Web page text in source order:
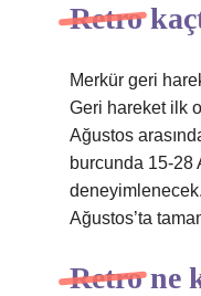
Retro
Merkür geri
Geri hareket ilk
Ağustos
burcunda 15-28
Ağustos’ta
Retro ne